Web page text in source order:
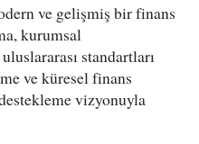
ve gelişmiş bir finans
kurumsal
standartları
ve küresel finans
vizyonuyla